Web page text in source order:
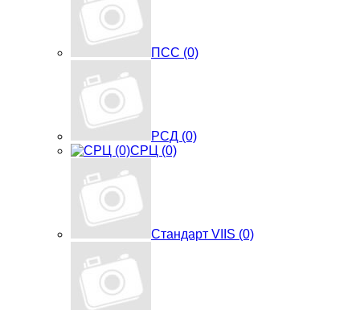
ПСС (0)
РСД (0)
СРЦ (0)
Стандарт VIIS (0)